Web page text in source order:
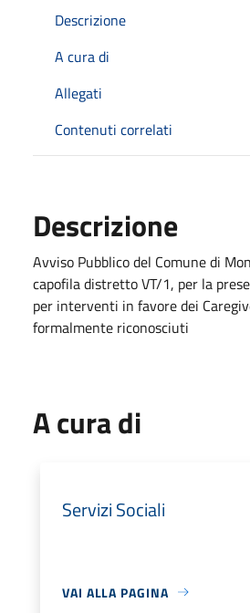
Descrizione
A cura di
Allegati
Contenuti correlati
Descrizione
Avviso Pubblico del Comune di
capofila distretto VT/1, per la
per interventi in favore dei
formalmente riconosciuti
A cura di
Servizi Sociali
VAI ALLA PAGINA